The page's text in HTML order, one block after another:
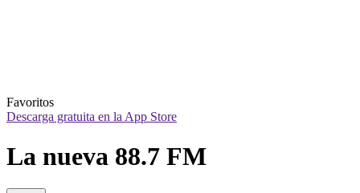
Favoritos
Descarga gratuita en la App Store
La nueva 88.7 FM